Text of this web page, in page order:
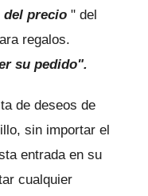
del precio " del
regalos.
su pedido".
de deseos de
sin importar el
entrada en su
cualquier